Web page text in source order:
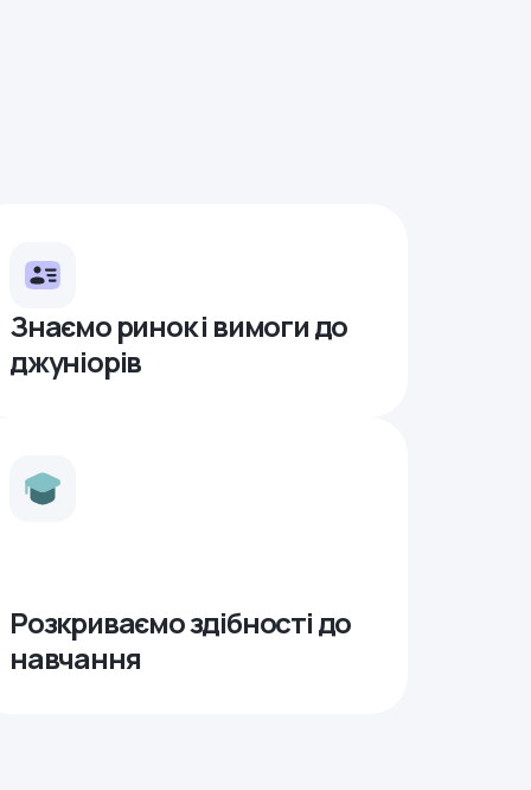
Знаємо ринок і вимоги до
джуніорів
Розкриваємо здібності до
навчання